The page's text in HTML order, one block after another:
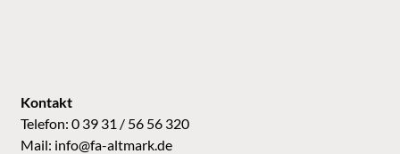
Kontakt
Telefon: 0 39 31 / 56 56 320
Mail: info@fa-altmark.de